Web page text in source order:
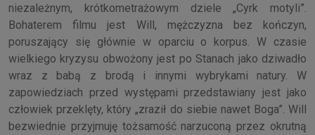
niezależnym, krótkometrażowym dziele „Cyrk motyli”.
Bohaterem filmu jest Will, mężczyzna bez kończyn,
poruszający się głównie w oparciu o korpus. W czasie
wielkiego kryzysu obwożony jest po Stanach jako dziwadło
wraz z babą z brodą i innymi wybrykami natury. W
zapowiedziach przed występami przedstawiany jest jako
człowiek przeklęty, który „zraził do siebie nawet Boga”. Will
bezwiednie przyjmuję tożsamość narzuconą przez okrutną